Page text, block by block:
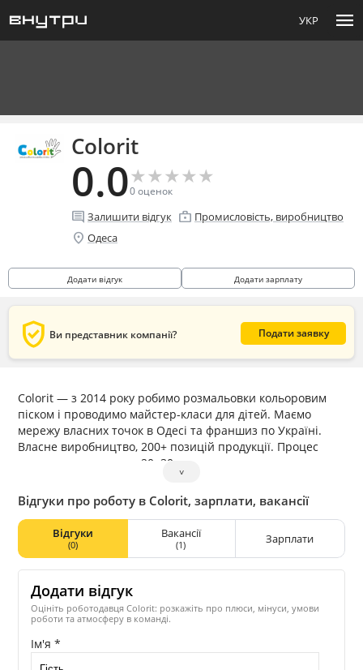
УКР menu
Colorit
0.0★
★★
★★
★★
★★
★
0оценок
comment Залишити відгук enterprise Промисловість, виробництво
location_on Одеса
Додати відгук Додати зарплату
verified_user Ви представник компанії? Подати заявку
Colorit — з 2014 року робимо розмальовки кольоровим
піском і проводимо майстер-класи для дітей. Маємо
мережу власних точок в Одесі та франшиз по Україні.
Власне виробництво, 200+ позицій продукції. Процес
розмальовки: дитина 20−30 хвилин малює картину,
батьки проводять час поруч та приймають участь в
процесі, усі йдуть задоволені. Ми продаємо не товар —
ми продаємо емоцію та час який батьки якісно
проводять з дитиною. За 10 років через наші продукти
пройшло понад 450 000 таких моментів.
˅
Відгуки про роботу в Colorit, зарплати, вакансії
Відгуки
(0)
Вакансії
(1) Зарплати
Додати відгук
Оцініть роботодавця Colorit: розкажіть про плюси, мінуси, умови
роботи та атмосферу в команді.
Ім'я *